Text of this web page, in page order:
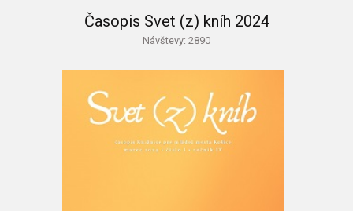
Časopis Svet (z) kníh 2024
Návštevy: 2890